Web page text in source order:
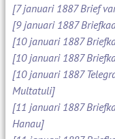
[7 januari 1887 Brief
[9 januari 1887
[10 januari 1887
[10 januari 1887
[10 januari 1887
Multatuli]
[11 januari 1887
Hanau]